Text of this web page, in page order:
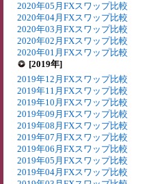
2020年05月FXスワップ比較
2020年04月FXスワップ比較
2020年03月FXスワップ比較
2020年02月FXスワップ比較
2020年01月FXスワップ比較
[2019年]
2019年12月FXスワップ比較
2019年11月FXスワップ比較
2019年10月FXスワップ比較
2019年09月FXスワップ比較
2019年08月FXスワップ比較
2019年07月FXスワップ比較
2019年06月FXスワップ比較
2019年05月FXスワップ比較
2019年04月FXスワップ比較